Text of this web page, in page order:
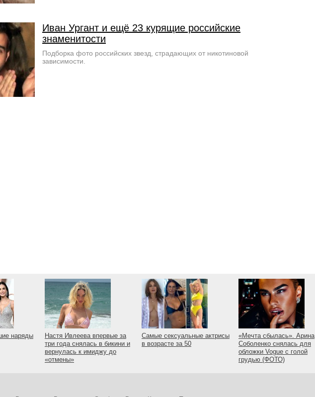
Иван Ургант и ещё 23 курящие российские
знаменитости
Подборка фото российских звезд, страдающих от никотиновой
зависимости.
наряды
Настя Ивлеева впервые за
три года снялась в бикини и
вернулась к имиджу до
«отмены»
Самые сексуальные актрисы
в возрасте за 50
«Мечта сбылась». Арина
Соболенко снялась для
обложки Vogue с голой
грудью (ФОТО)